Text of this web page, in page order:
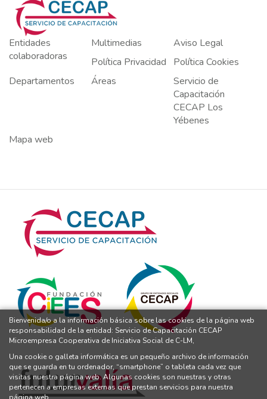
Entidades
colaboradoras
Multimedias
Aviso Legal
Política Privacidad
Política Cookies
Departamentos
Áreas
Servicio de
Capacitación
CECAP Los
Yébenes
Mapa web
Bienvenida/o a la información básica sobre las cookies de la página web
responsabilidad de la entidad: Servicio de Capacitación CECAP
Microempresa Cooperativa de Iniciativa Social de C-LM,
Una cookie o galleta informática es un pequeño archivo de información
que se guarda en tu ordenador, “smartphone” o tableta cada vez que
visitas nuestra página web. Algunas cookies son nuestras y otras
pertenecen a empresas externas que prestan servicios para nuestra